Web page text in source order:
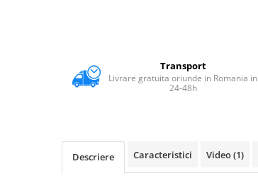
Transport
Livrare gratuita oriunde in Romania in
24-48h
Descriere Caracteristici Video(1)